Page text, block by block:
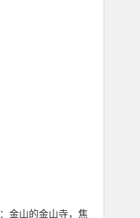
：金山的金山寺，焦